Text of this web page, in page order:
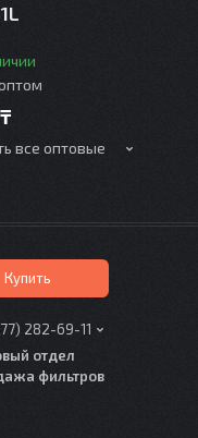
все оптовые
Купить
282-69-11
отдел
фильтров